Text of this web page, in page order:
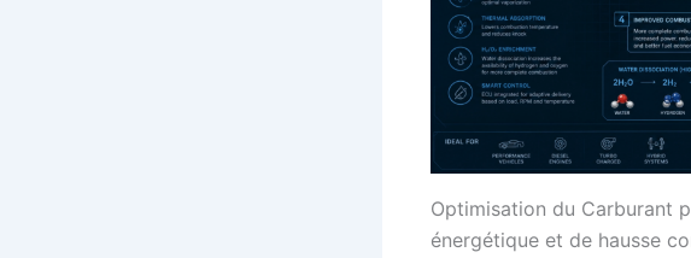
Optimisation du Carburant
énergétique et de hausse